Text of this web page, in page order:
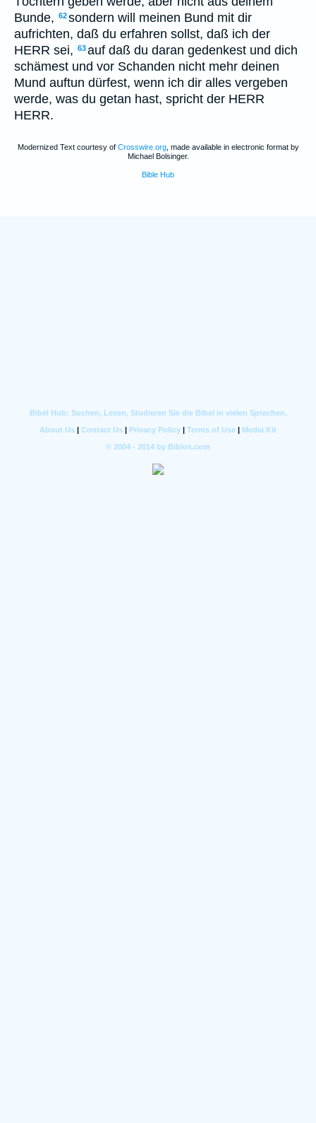
Bunde, 62sondern will meinen Bund mit dir
aufrichten, daß du erfahren sollst, daß ich der
HERR sei, 63auf daß du daran gedenkest und dich
schämest und vor Schanden nicht mehr deinen
Mund auftun dürfest, wenn ich dir alles vergeben
werde, was du getan hast, spricht der HERR
HERR.
Modernized Text courtesy of Crosswire.org, made available in electronic format by
Michael Bolsinger.
Bible Hub